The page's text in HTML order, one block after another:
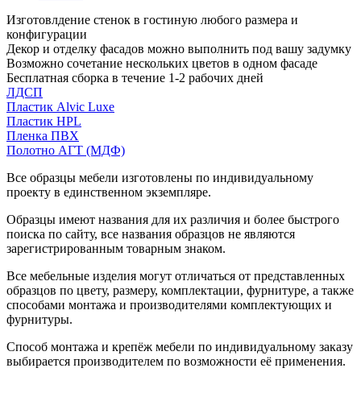
Изготовлдение стенок в гостиную любого размера и
конфигурации
Декор и отделку фасадов можно выполнить под вашу задумку
Возможно сочетание нескольких цветов в одном фасаде
Бесплатная сборка в течение 1-2 рабочих дней
ЛДСП
Пластик Alvic Luxe
Пластик HPL
Пленка ПВХ
Полотно АГТ (МДФ)
Все образцы мебели изготовлены по индивидуальному
проекту в единственном экземпляре.
Образцы имеют названия для их различия и более быстрого
поиска по сайту, все названия образцов не являются
зарегистрированным товарным знаком.
Все мебельные изделия могут отличаться от представленных
образцов по цвету, размеру, комплектации, фурнитуре, а также
способами монтажа и производителями комплектующих и
фурнитуры.
Способ монтажа и крепёж мебели по индивидуальному заказу
выбирается производителем по возможности её применения.